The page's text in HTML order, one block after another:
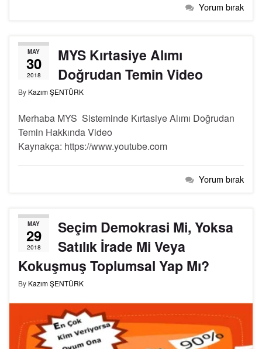
Yorum bırak
MAY
30
2018
MYS Kırtasiye Alımı
Doğrudan Temin Video
By Kazım ŞENTÜRK
Merhaba MYS Sisteminde Kırtasiye Alımı Doğrudan
Temin Hakkında Video
Kaynakça: https://www.youtube.com
Yorum bırak
MAY
29
2018
Seçim Demokrasi Mi, Yoksa
Satılık İrade Mi Veya
Kokuşmuş Toplumsal Yap Mı?
By Kazım ŞENTÜRK